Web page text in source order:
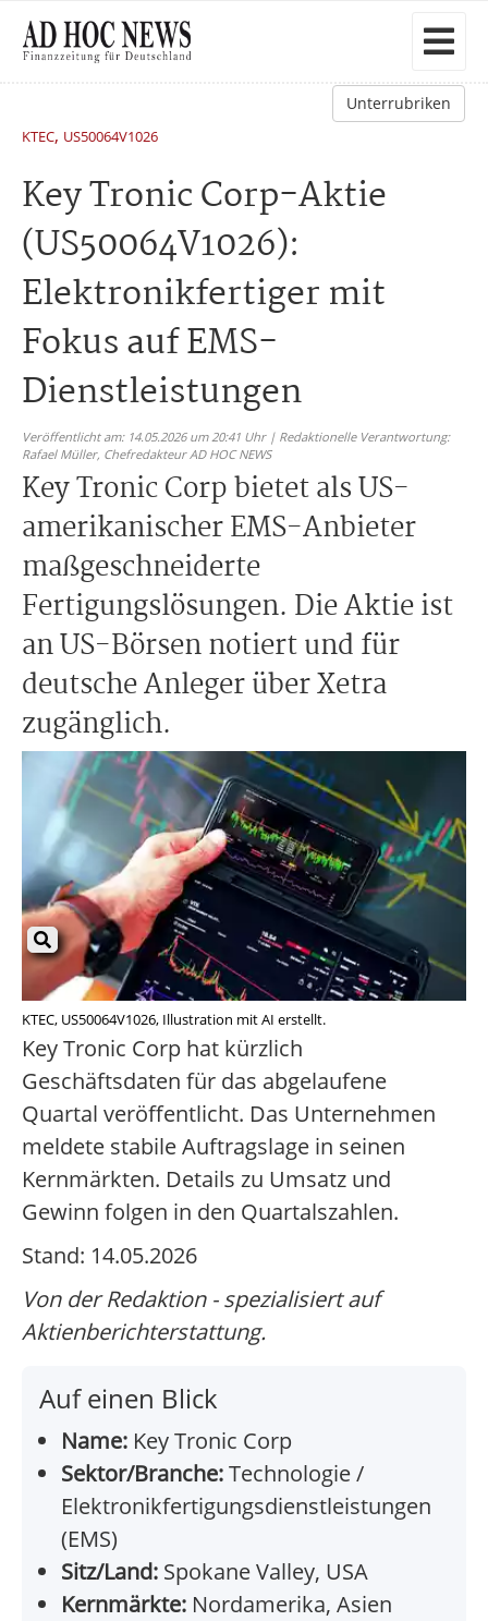
Unterrubriken
KTEC, US50064V1026
Key Tronic Corp-Aktie
(US50064V1026):
Elektronikfertiger mit
Fokus auf EMS-
Dienstleistungen
Veröffentlicht am: 14.05.2026 um 20:41 Uhr | Redaktionelle Verantwortung:
Rafael Müller, Chefredakteur AD HOC NEWS
Key Tronic Corp bietet als US-
amerikanischer EMS-Anbieter
maßgeschneiderte
Fertigungslösungen. Die Aktie ist
an US-Börsen notiert und für
deutsche Anleger über Xetra
zugänglich.
KTEC, US50064V1026, Illustration mit AI erstellt.
Key Tronic Corp hat kürzlich
Geschäftsdaten für das abgelaufene
Quartal veröffentlicht. Das Unternehmen
meldete stabile Auftragslage in seinen
Kernmärkten. Details zu Umsatz und
Gewinn folgen in den Quartalszahlen.
Stand: 14.05.2026
Von der Redaktion - spezialisiert auf
Aktienberichterstattung.
Auf einen Blick
Name: Key Tronic Corp
Sektor/Branche:Technologie /
Elektronikfertigungsdienstleistungen
(EMS)
Sitz/Land: Spokane Valley, USA
Kernmärkte: Nordamerika, Asien